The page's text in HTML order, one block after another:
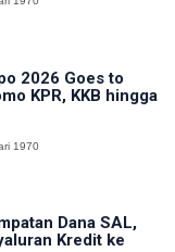
2026 Goes to
KPR, KKB hingga
1970
Dana SAL,
Kredit ke